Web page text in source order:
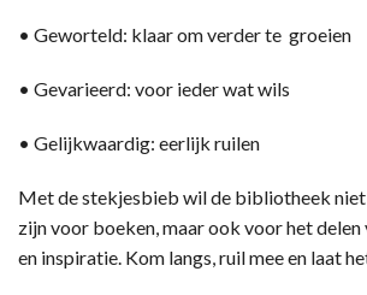
• Geworteld: klaar om verder te groeien
• Gevarieerd: voor ieder wat wils
• Gelijkwaardig: eerlijk ruilen
Met de stekjesbieb wil de bibliotheek niet
zijn voor boeken, maar ook voor het delen
en inspiratie. Kom langs, ruil mee en laat